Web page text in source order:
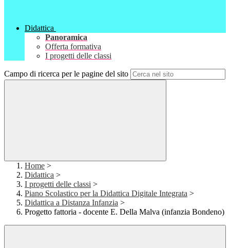
Didattica
Panoramica
Offerta formativa
I progetti delle classi
Campo di ricerca per le pagine del sito
Home >
Didattica >
I progetti delle classi >
Piano Scolastico per la Didattica Digitale Integrata >
Didattica a Distanza Infanzia >
Progetto fattoria - docente E. Della Malva (infanzia Bondeno)